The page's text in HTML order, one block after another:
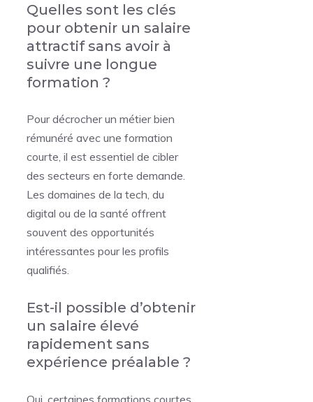
Quelles sont les clés
pour obtenir un salaire
attractif sans avoir à
suivre une longue
formation ?
Pour décrocher un métier bien
rémunéré avec une formation
courte, il est essentiel de cibler
des secteurs en forte demande.
Les domaines de la tech, du
digital ou de la santé offrent
souvent des opportunités
intéressantes pour les profils
qualifiés.
Est-il possible d’obtenir
un salaire élevé
rapidement sans
expérience préalable ?
Oui, certaines formations courtes